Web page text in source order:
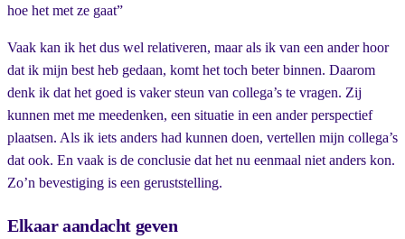
hoe het met ze gaat”
Vaak kan ik het dus wel relativeren, maar als ik van een ander hoor
dat ik mijn best heb gedaan, komt het toch beter binnen. Daarom
denk ik dat het goed is vaker steun van collega’s te vragen. Zij
kunnen met me meedenken, een situatie in een ander perspectief
plaatsen. Als ik iets anders had kunnen doen, vertellen mijn collega’s
dat ook. En vaak is de conclusie dat het nu eenmaal niet anders kon.
Zo’n bevestiging is een geruststelling.
Elkaar aandacht geven